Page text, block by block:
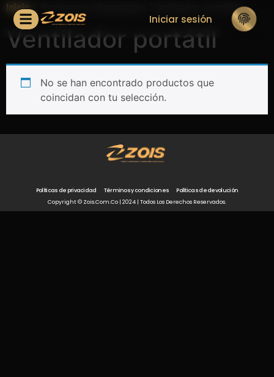
Iniciar sesión
Inicio/ Productos etiquetados “Ventilador portátil”
Ventilador portátil
No se han encontrado productos que
coincidan con tu selección.
Políticas de privacidad Términos y condiciones
Políticas de devolución
Copyright © Zois.com.co | 2024 | Todos Los Derechos Reservados.